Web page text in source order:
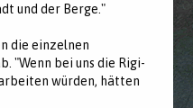
und der Berge."
die einzelnen
"Wenn bei uns die Rigi-
würden, hätten